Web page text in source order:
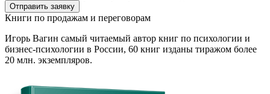
Книги по продажам и переговорам
Игорь Вагин самый читаемый автор книг по психологии и
бизнес-психологии в России, 60 книг изданы тиражом более
20 млн. экземпляров.